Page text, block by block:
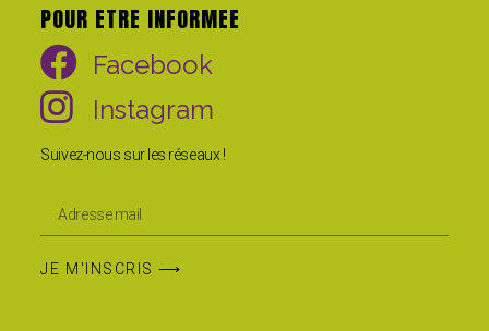
POUR ETRE INFORMEE
Facebook
Instagram
Suivez-nous sur les réseaux !
JE M'INSCRIS ⟶